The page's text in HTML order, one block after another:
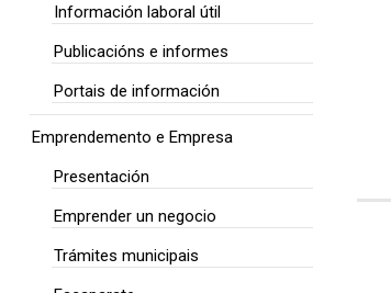
Información laboral útil
Publicacións e informes
Portais de información
Emprendemento e Empresa
Presentación
Emprender un negocio
Trámites municipais